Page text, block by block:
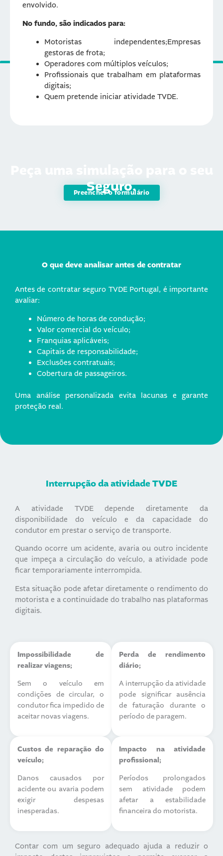
envolvido.
No fundo, são indicados para:
Motoristas independentes;Empresas
gestoras de frota;
Operadores com múltiplos veículos;
Profissionais que trabalham em plataformas
digitais;
Quem pretende iniciar atividade TVDE.
Seguro.
Preencher o formulário
O que deve analisar antes de contratar
Antes de contratar seguro TVDE Portugal, é importante
avaliar:
Número de horas de condução;
Valor comercial do veículo;
Franquias aplicáveis;
Capitais de responsabilidade;
Exclusões contratuais;
Cobertura de passageiros.
Uma análise personalizada evita lacunas e garante
proteção real.
Interrupção da atividade TVDE
A atividade TVDE depende diretamente da
disponibilidade do veículo e da capacidade do
condutor em prestar o serviço de transporte.
Quando ocorre um acidente, avaria ou outro incidente
que impeça a circulação do veículo, a atividade pode
ficar temporariamente interrompida.
Esta situação pode afetar diretamente o rendimento do
motorista e a continuidade do trabalho nas plataformas
digitais.
Impossibilidade de
realizar viagens;
Sem o veículo em
condições de circular, o
condutor fica impedido de
aceitar novas viagens.
Perda de rendimento
diário;
A interrupção da atividade
pode significar ausência
de faturação durante o
período de paragem.
Custos de reparação do
veículo;
Danos causados por
acidente ou avaria podem
exigir despesas
inesperadas.
Impacto na atividade
profissional;
Períodos prolongados
sem atividade podem
afetar a estabilidade
financeira do motorista.
Contar com um seguro adequado ajuda a reduzir o